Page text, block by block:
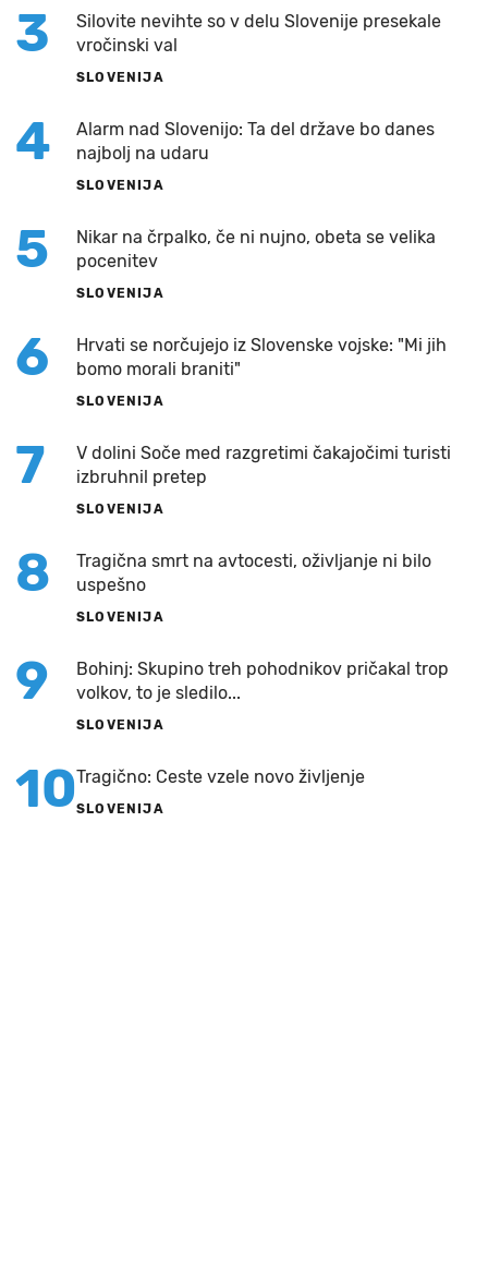
3
Silovite nevihte so v delu Slovenije presekale
vročinski val
SLOVENIJA
4
Alarm nad Slovenijo: Ta del države bo danes
najbolj na udaru
SLOVENIJA
5
Nikar na črpalko, če ni nujno, obeta se velika
pocenitev
SLOVENIJA
6
Hrvati se norčujejo iz Slovenske vojske: "Mi jih
bomo morali braniti"
SLOVENIJA
7
V dolini Soče med razgretimi čakajočimi turisti
izbruhnil pretep
SLOVENIJA
8
Tragična smrt na avtocesti, oživljanje ni bilo
uspešno
SLOVENIJA
9
Bohinj: Skupino treh pohodnikov pričakal trop
volkov, to je sledilo...
SLOVENIJA
10Tragično: Ceste vzele novo življenje
SLOVENIJA